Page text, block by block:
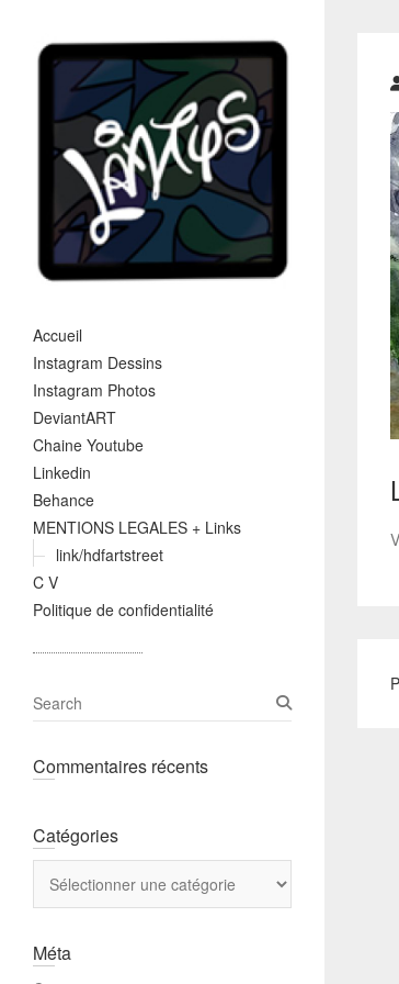
Accueil
Instagram Dessins
Instagram Photos
DeviantART
Chaine Youtube
Linkedin
Behance
MENTIONS LEGALES + Links
link/hdfartstreet
C V
Politique de confidentialité
S
e
r
Commentaires récents
Catégories
Méta